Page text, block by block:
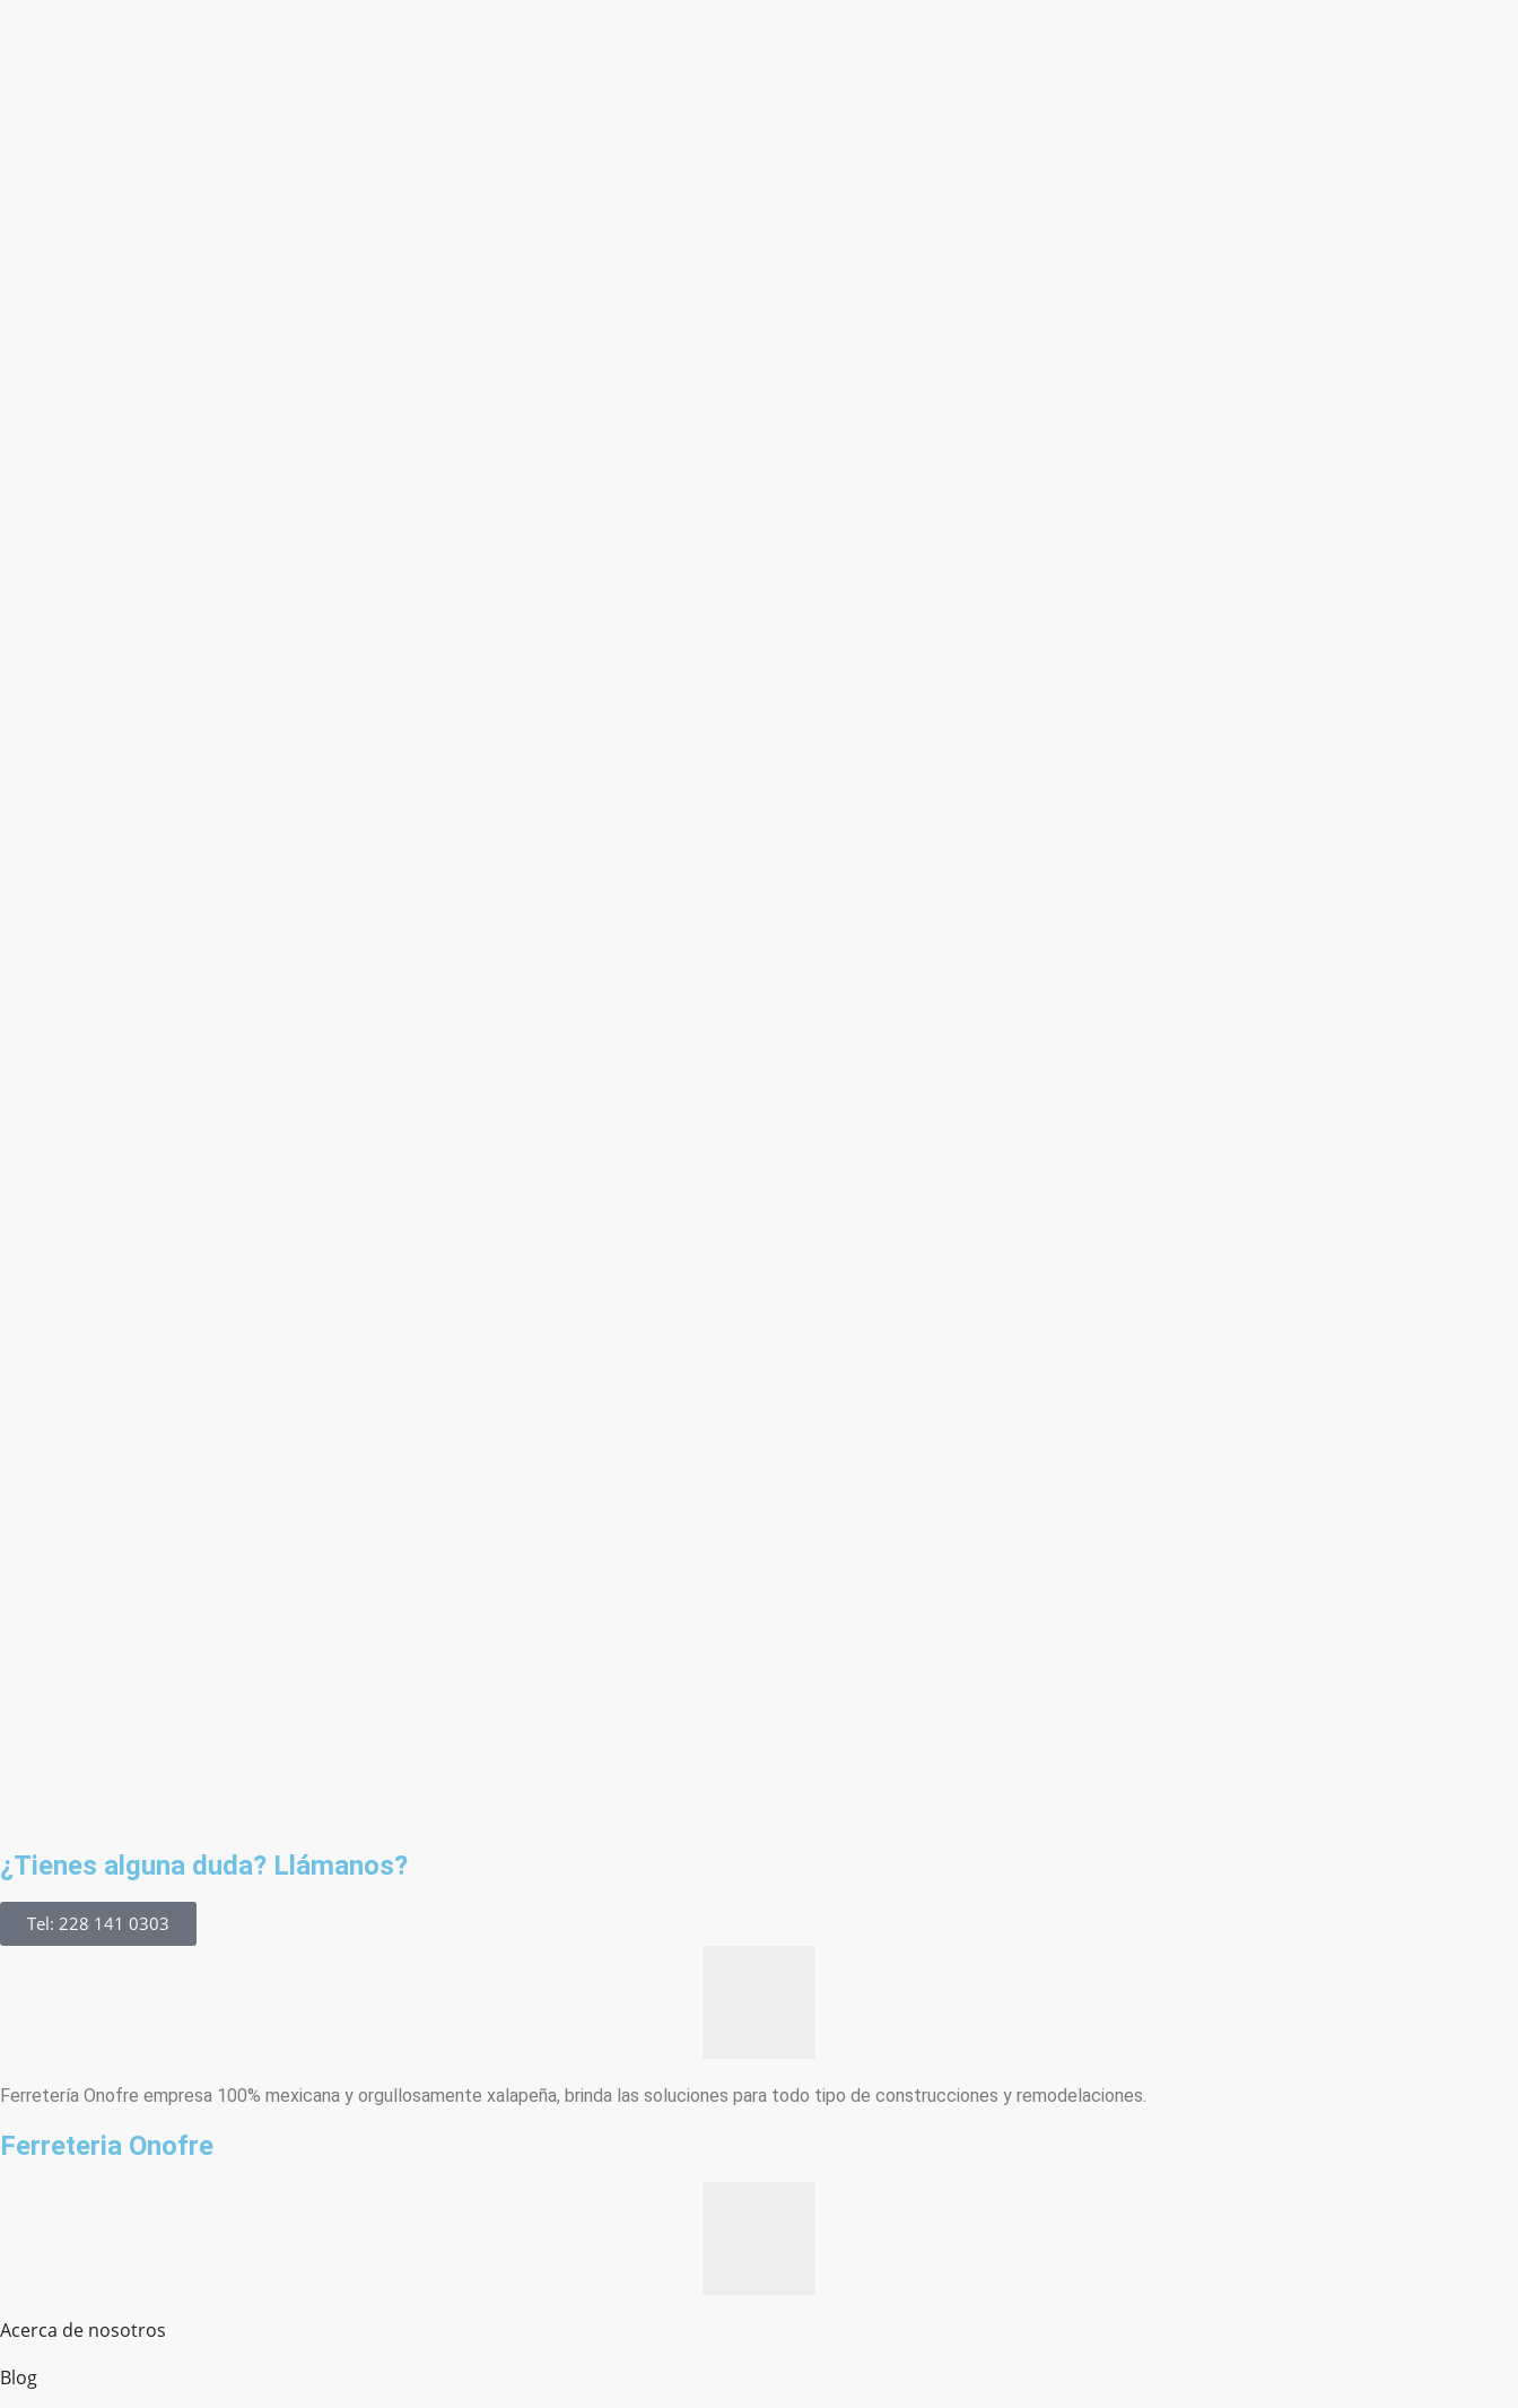
¿Tienes alguna duda? Llámanos?
Tel: 228 141 0303
Ferretería Onofre empresa 100% mexicana y orgullosamente xalapeña, brinda las soluciones para todo tipo de construcciones y remodelaciones.
Ferreteria Onofre
Acerca de nosotros
Blog